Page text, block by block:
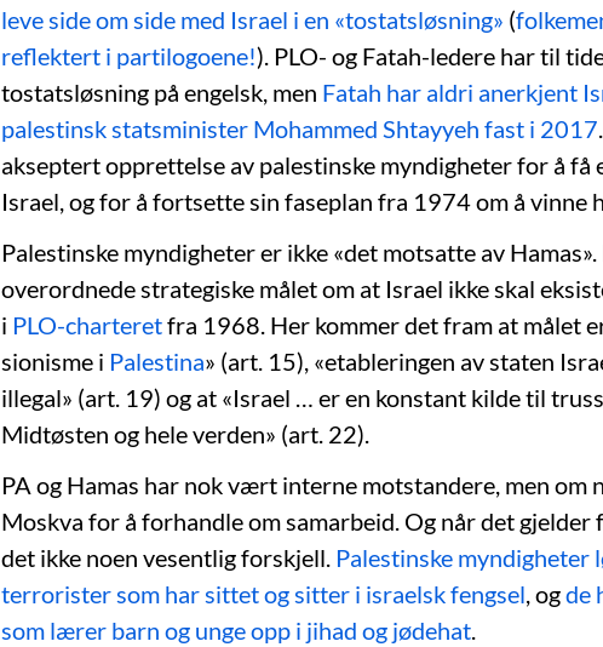
leve side om side med Israel i en «tostatsløsning» (
reflektert i partilogoene!). PLO- og Fatah-ledere har til
tostatsløsning på engelsk, men Fatah har aldri anerkjent
palestinsk statsminister Mohammed Shtayyeh fast i 2017
akseptert opprettelse av palestinske myndigheter for å
Israel, og for å fortsette sin faseplan fra 1974 om å vinne
Palestinske myndigheter er ikke «det motsatte av
overordnede strategiske målet om at Israel ikke skal
i PLO-charteretfra 1968. Her kommer det fram at målet
sionisme i Palestina» (art. 15), «etableringen av staten
illegal» (art. 19) og at «Israel … er en konstant kilde til
Midtøsten og hele verden» (art. 22).
PA og Hamas har nok vært interne motstandere, men om
Moskva for å forhandle om samarbeid. Og når det
det ikke noen vesentlig forskjell. Palestinske myndigheter
terrorister som har sittet og sitter i israelsk fengsel, ogde
som lærer barn og unge opp i jihad og jødehat.